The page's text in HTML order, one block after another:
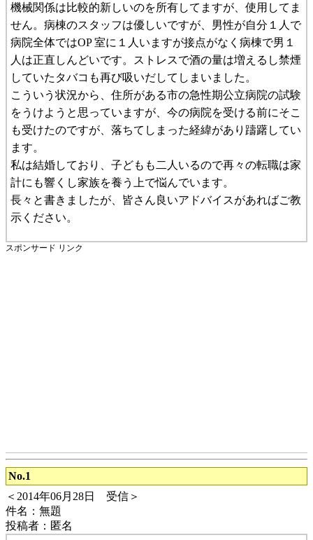
機械関係は比較的新しいのを所有してますが、使用してま
せん。病棟のスタッフは優しいですが、男性が自分１人で
病院全体ではOP 室に１人いますが接点がなく病棟で男１
人は正直しんどいです。ストレスで酒の量は増えるし禁煙
していたタバコも再び吸いだしてしまいました。
こういう状況から、住所がある市の急性期公立病院の試験
をうけようと思っていますが、今の病院を受ける前にそこ
も受けたのですが、落ちてしまった経緯があり躊躇してい
ます。
私は結婚しており、子どもも二人いるので再々の転職は家
計にも響くし家族を養う上で悩んでいます。
長々と書きましたが、皆さん良いアドバイスがあればご教
示ください。
スポンサード リンク
No.1
＜2014年06月28日 受信＞
件名：無題
投稿者：匿名